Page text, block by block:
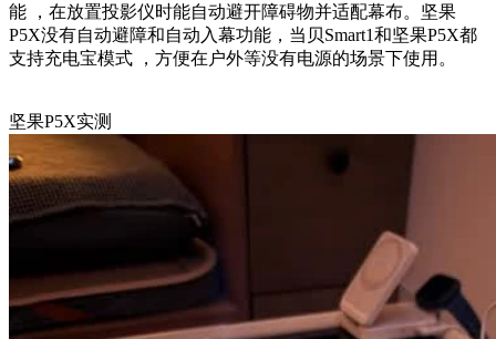
能 ，在放置投影仪时能自动避开障碍物并适配幕布。坚果
P5X没有自动避障和自动入幕功能，当贝Smart1和坚果P5X都
支持充电宝模式 ，方便在户外等没有电源的场景下使用。
坚果P5X实测